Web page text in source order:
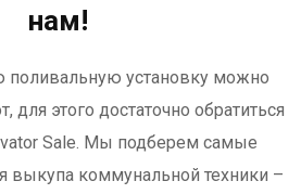
нам!
поливальную установку можно
для этого достаточно обратиться
Sale. Мы подберем самые
выкупа коммунальной техники –